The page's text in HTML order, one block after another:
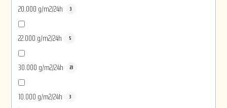
20.000 g/m2/24h 3
22.000 g/m2/24h 5
30.000 g/m2/24h 23
10.000 g/m2/24h 3